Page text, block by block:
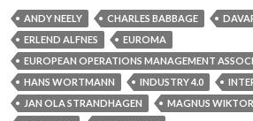
d
u
s
t
ANDY NEELY CHARLES BABBAGE
ERLEND ALFNES
EUROMA
EUROPEAN OPERATIONS MANAGEMENT
HANS WORTMANN
INDUSTRY 4.0
JAN OLA STRANDHAGEN
MAGNUS